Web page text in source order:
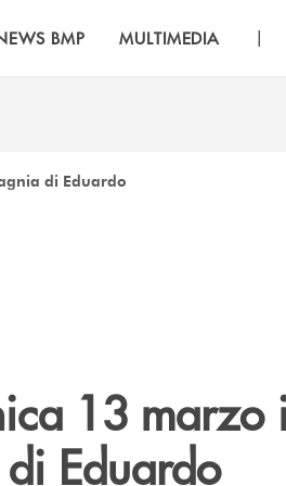
BMP MULTIMEDIA |
di Eduardo
13 marzo
Eduardo